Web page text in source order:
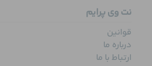
نت وی پرایم
قوانین
درباره ما
ارتباط با ما